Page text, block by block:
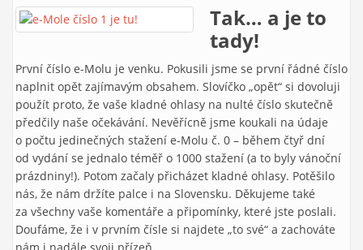
Tak… a je to
tady!
První číslo e-Molu je venku. Pokusili jsme se první řádné číslo
naplnit opět zajímavým obsahem. Slovíčko „opět“ si dovoluji
použít proto, že vaše kladné ohlasy na nulté číslo skutečně
předčily naše očekávání. Nevěřícně jsme koukali na údaje
o počtu jedinečných stažení e-Molu č. 0 – během čtyř dní
od vydání se jednalo téměř o 1000 stažení (a to byly vánoční
prázdniny!). Potom začaly přicházet kladné ohlasy. Potěšilo
nás, že nám držíte palce i na Slovensku. Děkujeme také
za všechny vaše komentáře a připomínky, které jste poslali.
Doufáme, že i v prvním čísle si najdete „to své“ a zachováte